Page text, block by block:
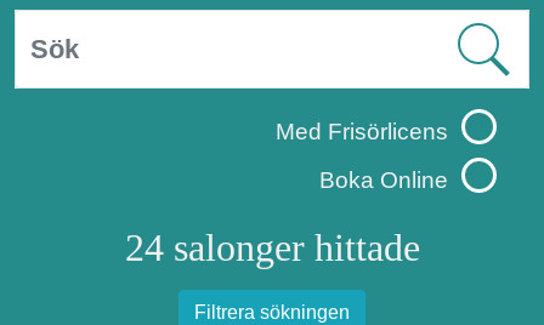
Med Frisörlicens
Boka Online
24 salonger hittade
Filtrera sökningen